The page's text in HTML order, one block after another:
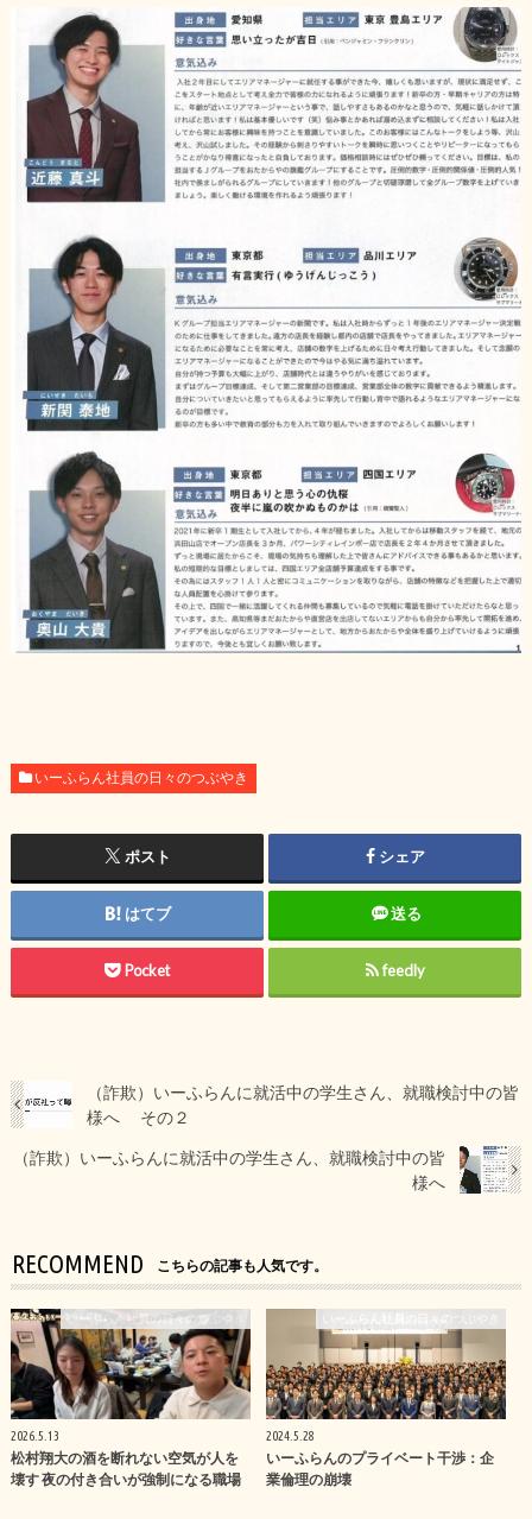
いーふらん社員の日々のつぶやき
ポスト シェア
はてブ 送る
Pocket feedly
（詐欺）いーふらんに就活中の学生さん、就職検討中の皆
様へ その２
（詐欺）いーふらんに就活中の学生さん、就職検討中の皆
様へ
RECOMMEND こちらの記事も人気です。
いーふらん社員の日々のつぶやき
2026.5.13
松村翔大の酒を断れない空気が人を
壊す 夜の付き合いが強制になる職場
いーふらん社員の日々のつぶやき
2024.5.28
いーふらんのプライベート干渉：企
業倫理の崩壊